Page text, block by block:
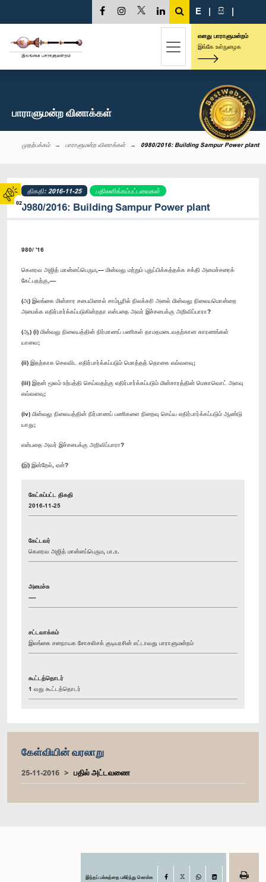
02
E | සි |
எனது பாராளுமன்றம்
இங்கே உள்நுழைக
பாராளுமன்ற வினாக்கள்
முதற்பக்கம் பாராளுமன்ற வினாக்கள் 0980/2016: Building Sampur Power plant
திகதி: 2016-11-25 பதிலளிக்கப்பட்டவைகள்
0980/2016: Building Sampur Power plant
980/ '16
கௌரவ அஜித் மான்னப்பெரும,— மின்வலு மற்றும் புதுப்பிக்கத்தக்க சக்தி அமைச்சரைக்
கேட்பதற்கு,—
(அ) இலங்கை மின்சார சபையினால் சாம்பூரில் நிலக்கரி அனல் மின்வலு நிலையமொன்றை
அமைக்க எதிர்பார்க்கப்படுகின்றதா என்பதை அவர் இச்சபைக்கு அறிவிப்பாரா?
(ஆ) (i) மின்வலு நிலையத்தின் நிர்மாணப் பணிகள் தாமதமடைவதற்கான காரணங்கள்
யாவை;
(ii) இதற்காக செலவிட எதிர்பார்க்கப்படும் மொத்தத் தொகை எவ்வளவு;
(iii) இதன் மூலம் உற்பத்தி செய்வதற்கு எதிர்பார்க்கப்படும் மின்சாரத்தின் மெகாவொட் அளவு
எவ்வளவு;
(iv) மின்வலு நிலையத்தின் நிர்மாணப் பணிகளை நிறைவு செய்ய எதிர்பார்க்கப்படும் ஆண்டு
யாது;
என்பதை அவர் இச்சபைக்கு அறிவிப்பாரா?
(இ) இன்றேல், ஏன்?
கேட்கப்பட்ட திகதி
2016-11-25
கேட்டவர்
கௌரவ அஜித் மான்னப்பெரும, பா.உ.
அமைச்சு
----
சட்டவாக்கம்
இலங்கை சனநாயக சோசலிசக் குடியரசின் எட்டாவது பாராளுமன்றம்
கூட்டத்தொடர்
1 வது கூட்டத்தொடர்
கேள்வியின் வரலாறு
25-11-2016 பதில் அட்டவணை
இந்தப் பக்கத்தை பகிர்ந்து கொள்க Facebook